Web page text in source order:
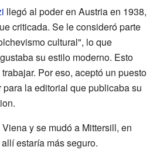
llegó al poder en Austria en 1938,
criticada. Se le consideró parte
cultural", lo que
su estilo moderno. Esto
Por eso, aceptó un puesto
para la editorial que publicaba su
y se mudó a Mittersill, en
estaría más seguro.